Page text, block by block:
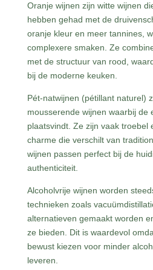
Oranje wijnen zijn witte wijnen
hebben gehad met de
oranje kleur en meer tannines,
complexere smaken. Ze
met de structuur van rood,
bij de moderne keuken.
Pét-natwijnen (pétillant naturel)
mousserende wijnen waarbij de
plaatsvindt. Ze zijn vaak troebel
charme die verschilt van
wijnen passen perfect bij de
authenticiteit.
Alcoholvrije wijnen worden
technieken zoals
alternatieven gemaakt worden
ze bieden. Dit is waardevol
bewust kiezen voor minder
leveren.